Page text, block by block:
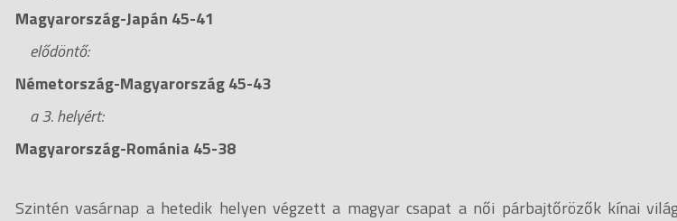
Magyarország-Japán 45-41
elődöntő:
Németország-Magyarország 45-43
a 3. helyért:
Magyarország-Románia 45-38
Szintén vasárnap a hetedik helyen végzett a magyar csapat a női párbajtőrözők kínai